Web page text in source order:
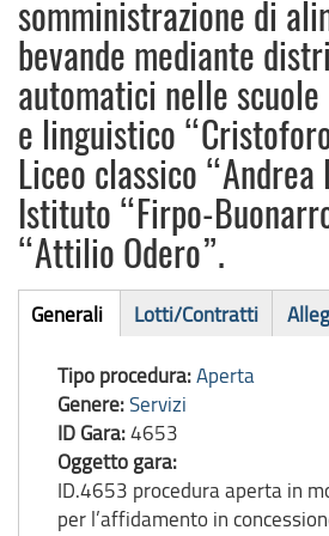
somministrazione di
bevande mediante
automatici nelle scuole
e linguistico
Liceo classico “Andrea
Istituto “Firpo-
“Attilio Odero”.
Bando
gara
Generali
attiva)
Lotti/Contratti
Tipo procedura:Aperta
Genere:Servizi
ID Gara:4653
Oggetto gara:
ID.4653 procedura aperta in
per l’affidamento in